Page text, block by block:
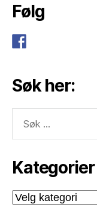
Følg
Søk her:
etter:
Kategorier
for